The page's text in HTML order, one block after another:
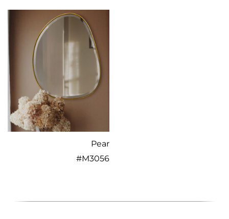
Pear
#M3056